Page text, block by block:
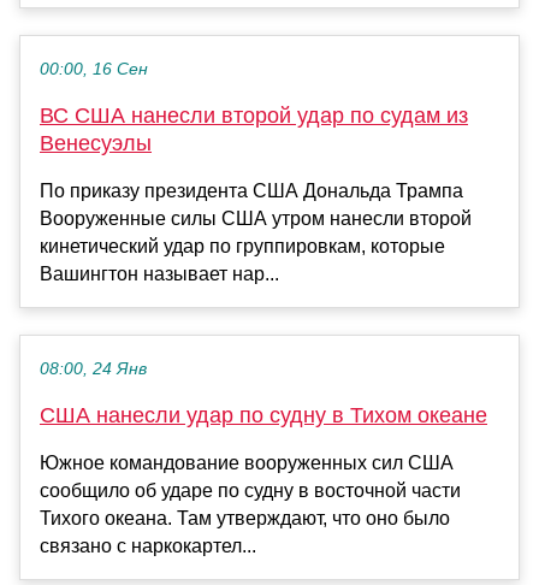
00:00, 16 Сен
ВС США нанесли второй удар по судам из
Венесуэлы
По приказу президента США Дональда Трампа
Вооруженные силы США утром нанесли второй
кинетический удар по группировкам, которые
Вашингтон называет нар...
08:00, 24 Янв
США нанесли удар по судну в Тихом океане
Южное командование вооруженных сил США
сообщило об ударе по судну в восточной части
Тихого океана. Там утверждают, что оно было
связано с наркокартел...